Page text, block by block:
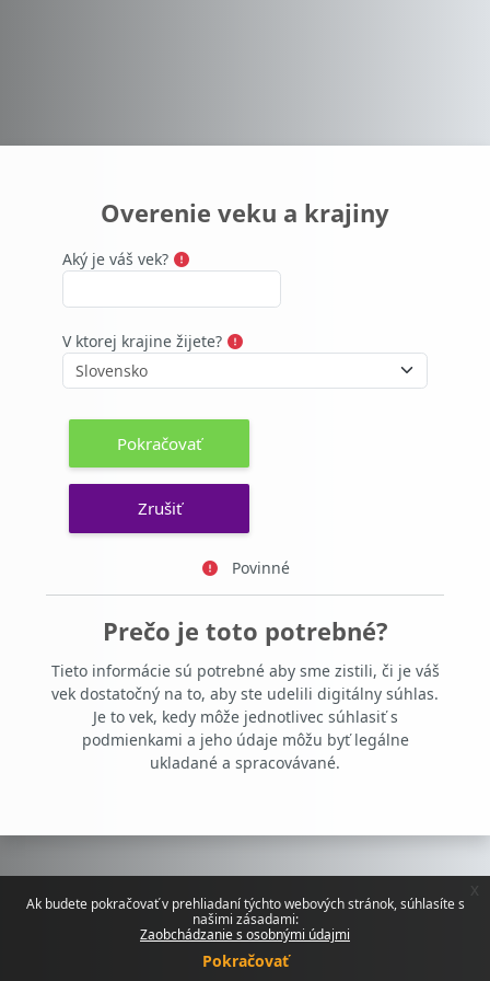
Ak budete pokračovať v prehliadaní týchto webových stránok, súhlasíte s
našimi zásadami:
Zaobchádzanie s osobnými údajmi
Pokračovať
x
Overenie veku a krajiny
Aký je váš vek?
V ktorej krajine žijete?
Povinné
Prečo je toto potrebné?
Tieto informácie sú potrebné aby sme zistili, či je váš
vek dostatočný na to, aby ste udelili digitálny súhlas.
Je to vek, kedy môže jednotlivec súhlasiť s
podmienkami a jeho údaje môžu byť legálne
ukladané a spracovávané.